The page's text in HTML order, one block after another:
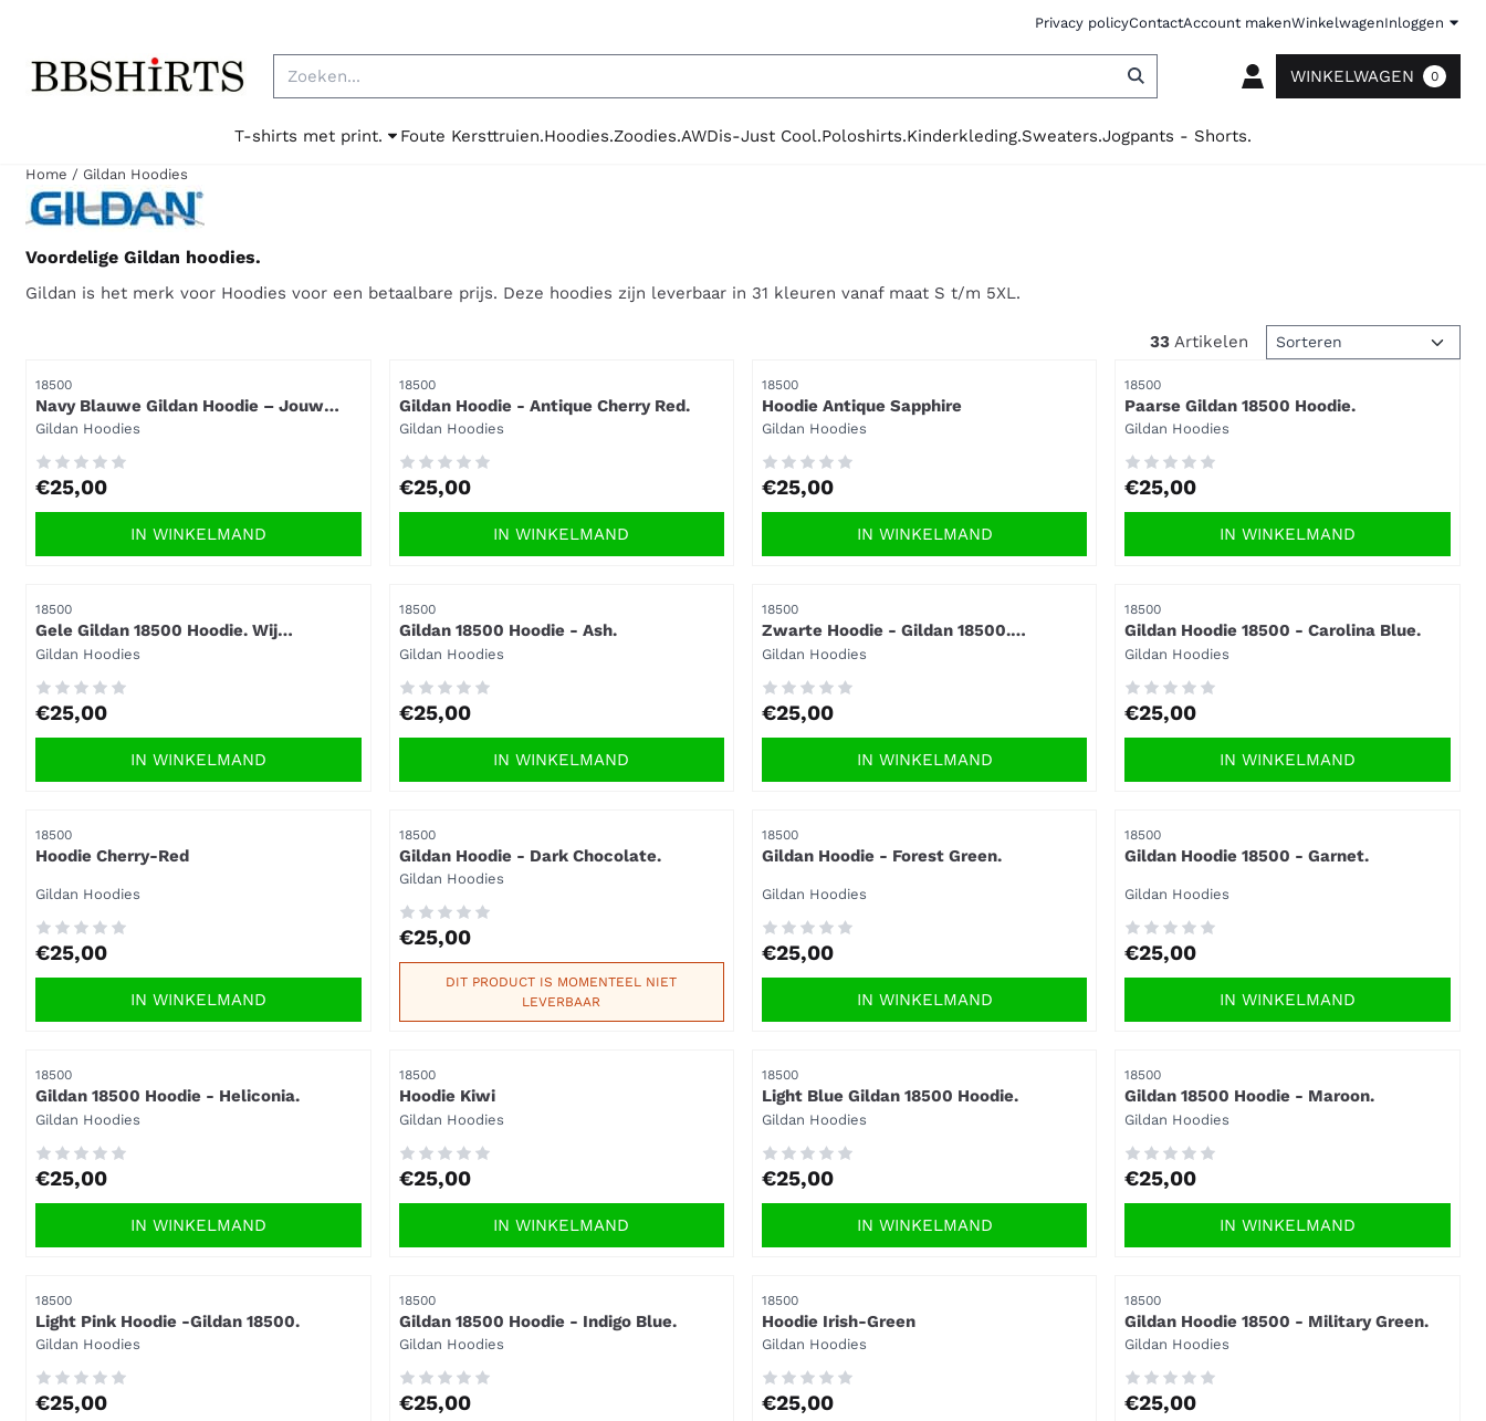
Privacy policyContactAccount makenWinkelwagenInloggen
Zoeken
WINKELWAGEN 0
T-shirts met print. Foute Kersttruien.Hoodies.Zoodies.AWDis-Just Cool.Poloshirts.Kinderkleding.Sweaters.Jogpants - Shorts.
Home / Gildan Hoodies
Voordelige Gildan hoodies.
Gildan is het merk voor Hoodies voor een betaalbare prijs. Deze hoodies zijn leverbaar in 31 kleuren vanaf maat S t/m 5XL.
33Artikelen Sorteermethode
Artikelnummer
18500
Navy Blauwe Gildan Hoodie – Jouw
Nieuwe Favoriete Trui
Merk:
Gildan Hoodies
Prijs: 25,00
€25,00
IN WINKELMAND
Artikelnummer
18500
Gildan Hoodie - Antique Cherry Red.
Merk:
Gildan Hoodies
Prijs: 25,00
€25,00
IN WINKELMAND
Artikelnummer
18500
Hoodie Antique Sapphire
Merk:
Gildan Hoodies
Prijs: 25,00
€25,00
IN WINKELMAND
Artikelnummer
18500
Paarse Gildan 18500 Hoodie.
Merk:
Gildan Hoodies
Prijs: 25,00
€25,00
IN WINKELMAND
Artikelnummer
18500
Gele Gildan 18500 Hoodie. Wij
bedrukken ook !
Merk:
Gildan Hoodies
Prijs: 25,00
€25,00
IN WINKELMAND
Artikelnummer
18500
Gildan 18500 Hoodie - Ash.
Merk:
Gildan Hoodies
Prijs: 25,00
€25,00
IN WINKELMAND
Artikelnummer
18500
Zwarte Hoodie - Gildan 18500.
Leverbaar tot 5XL.
Merk:
Gildan Hoodies
Prijs: 25,00
€25,00
IN WINKELMAND
Artikelnummer
18500
Gildan Hoodie 18500 - Carolina Blue.
Merk:
Gildan Hoodies
Prijs: 25,00
€25,00
IN WINKELMAND
Artikelnummer
18500
Hoodie Cherry-Red
Merk:
Gildan Hoodies
Prijs: 25,00
€25,00
IN WINKELMAND
Artikelnummer
18500
Gildan Hoodie - Dark Chocolate.
Merk:
Gildan Hoodies
Prijs: 25,00
€25,00
DIT PRODUCT IS MOMENTEEL NIET
LEVERBAAR
Artikelnummer
18500
Gildan Hoodie - Forest Green.
Merk:
Gildan Hoodies
Prijs: 25,00
€25,00
IN WINKELMAND
Artikelnummer
18500
Gildan Hoodie 18500 - Garnet.
Merk:
Gildan Hoodies
Prijs: 25,00
€25,00
IN WINKELMAND
Artikelnummer
18500
Gildan 18500 Hoodie - Heliconia.
Merk:
Gildan Hoodies
Prijs: 25,00
€25,00
IN WINKELMAND
Artikelnummer
18500
Hoodie Kiwi
Merk:
Gildan Hoodies
Prijs: 25,00
€25,00
IN WINKELMAND
Artikelnummer
18500
Light Blue Gildan 18500 Hoodie.
Merk:
Gildan Hoodies
Prijs: 25,00
€25,00
IN WINKELMAND
Artikelnummer
18500
Gildan 18500 Hoodie - Maroon.
Merk:
Gildan Hoodies
Prijs: 25,00
€25,00
IN WINKELMAND
Artikelnummer
18500
Light Pink Hoodie -Gildan 18500.
Merk:
Gildan Hoodies
Prijs: 25,00
€25,00
Artikelnummer
18500
Gildan 18500 Hoodie - Indigo Blue.
Merk:
Gildan Hoodies
Prijs: 25,00
€25,00
Artikelnummer
18500
Hoodie Irish-Green
Merk:
Gildan Hoodies
Prijs: 25,00
€25,00
Artikelnummer
18500
Gildan Hoodie 18500 - Military Green.
Merk:
Gildan Hoodies
Prijs: 25,00
€25,00